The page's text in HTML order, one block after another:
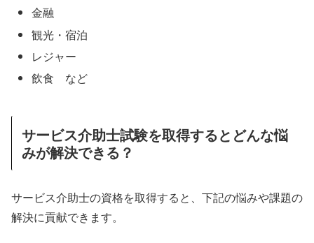
金融
観光・宿泊
レジャー
飲食 など
サービス介助士試験を取得するとどんな悩
みが解決できる？
サービス介助士の資格を取得すると、下記の悩みや課題の
解決に貢献できます。